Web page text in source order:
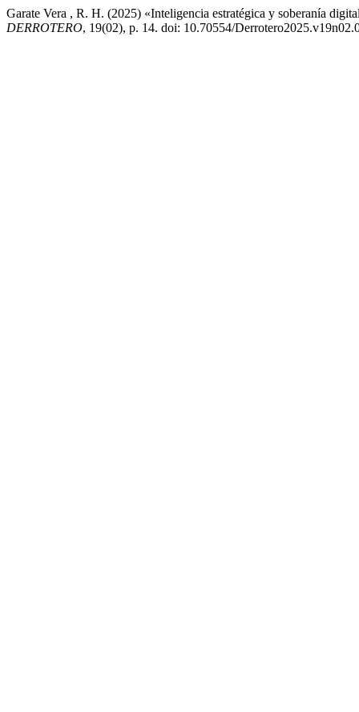
Garate Vera , R. H. (2025) «Inteligencia estratégica y soberanía
DERROTERO, 19(02), p. 14. doi: 10.70554/